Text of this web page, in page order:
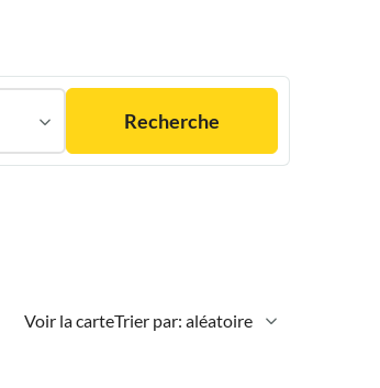
Recherche
Voir la carteTrier par: aléatoire